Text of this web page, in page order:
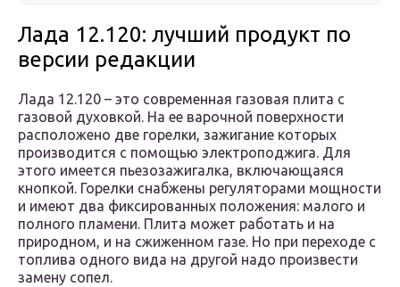
Лада 12.120: лучший продукт по
версии редакции
Лада 12.120 – это современная газовая плита с
газовой духовкой. На ее варочной поверхности
расположено две горелки, зажигание которых
производится с помощью электроподжига. Для
этого имеется пьезозажигалка, включающаяся
кнопкой. Горелки снабжены регуляторами мощности
и имеют два фиксированных положения: малого и
полного пламени. Плита может работать и на
природном, и на сжиженном газе. Но при переходе с
топлива одного вида на другой надо произвести
замену сопел.